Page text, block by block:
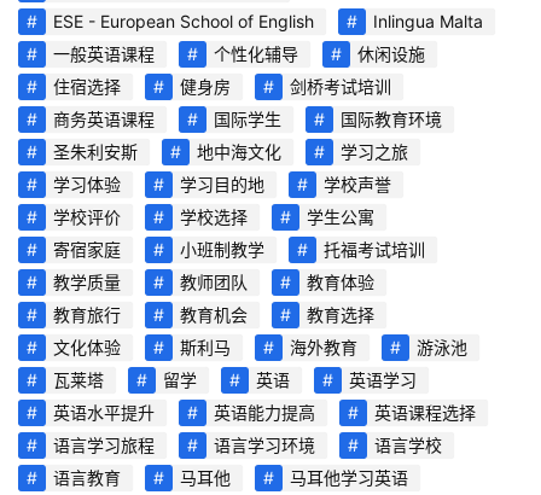
首
页
旅
游
攻
略
生
活
ESE - European School of English
Inlingua Malta
一般英语课程
个性化辅导
休闲设施
住宿选择
健身房
剑桥考试培训
商务英语课程
国际学生
国际教育环境
圣朱利安斯
地中海文化
学习之旅
学习体验
学习目的地
学校声誉
学校评价
学校选择
学生公寓
寄宿家庭
小班制教学
托福考试培训
教学质量
教师团队
教育体验
教育旅行
教育机会
教育选择
文化体验
斯利马 海外教育
游泳池
瓦莱塔
留学 英语
英语学习
英语水平提升
英语能力提高
英语课程选择
语言学习旅程
语言学习环境
语言学校
语言教育
马耳他 马耳他学习英语